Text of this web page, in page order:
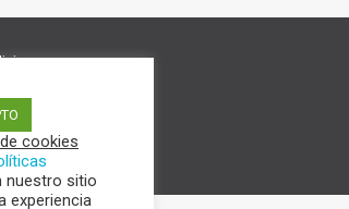
cookies
nuestro sitio
experiencia